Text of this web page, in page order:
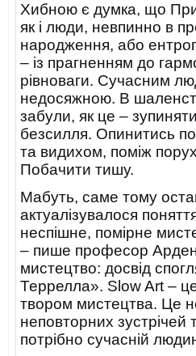
Хибною є думка, що
як і люди, невпинно в
народження, або
– із прагненням до
рівноваги. Сучасним
недосяжною. В
забули, як це –
безсилля. Опинитись
та видихом, поміж
Побачити тишу.
Мабуть, саме тому
актуалізувалося
неспішне, помірне
– пише професор Арден
мистецтво: досвід
Террелла». Slow Art –
твором мистецтва. Це
неповторних зустрічей
потрібно сучасній